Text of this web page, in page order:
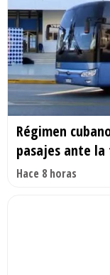
Régimen
pasajes ante
Hace 8 horas